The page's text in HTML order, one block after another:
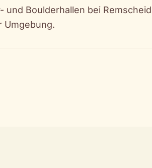
und Boulderhallen bei
Umgebung.